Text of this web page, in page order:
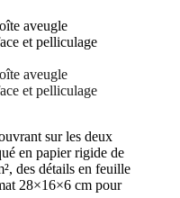
aveugle
et pelliculage
aveugle
et pelliculage
sur les deux
en papier rigide de
des détails en feuille
28×16×6 cm pour